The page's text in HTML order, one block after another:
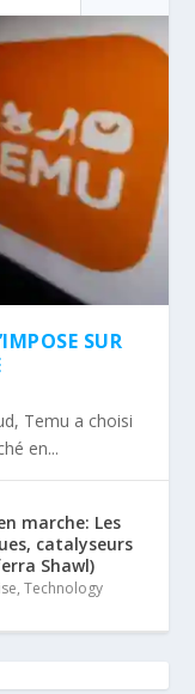
SUR
Temu a choisi
en...
marche: Les
catalyseurs
Shawl)
,Technology